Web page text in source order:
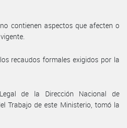
contienen aspectos que afecten o
recaudos formales exigidos por la
de la Dirección Nacional de
Trabajo de este Ministerio, tomó la